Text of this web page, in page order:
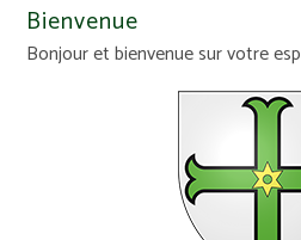
Bienvenue
Bonjour et bienvenue sur votre